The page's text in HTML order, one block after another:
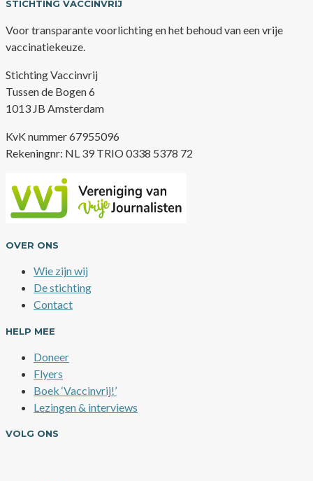
STICHTING VACCINVRIJ
Voor transparante voorlichting en het behoud van een vrije
vaccinatiekeuze.
Stichting Vaccinvrij
Tussen de Bogen 6
1013 JB Amsterdam
KvK nummer 67955096
Rekeningnr: NL 39 TRIO 0338 5378 72
OVER ONS
Wie zijn wij
De stichting
Contact
HELP MEE
Doneer
Flyers
Boek ‘Vaccinvrij!’
Lezingen & interviews
VOLG ONS